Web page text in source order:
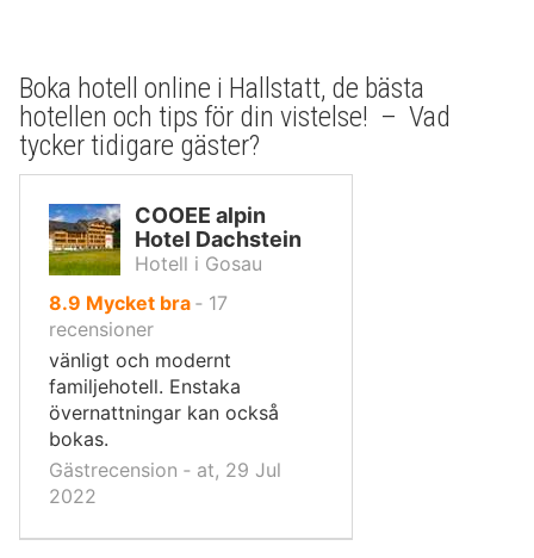
Boka hotell online i Hallstatt, de bästa
hotellen och tips för din vistelse! – Vad
tycker tidigare gäster?
COOEE alpin
Hotel Dachstein
Hotell i Gosau
8.9 av
10,
Mycket bra ‐ 17
recensioner
vänligt och modernt
familjehotell. Enstaka
övernattningar kan också
bokas.
Gästrecension ‐ at, 29 Jul
2022